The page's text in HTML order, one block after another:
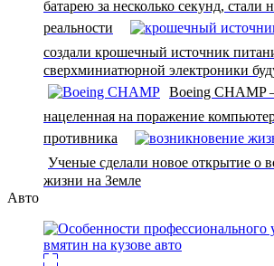
батарею за несколько секунд,
реальности
создали крошечный источник
сверхминиатюрной электроники
Boeing CHAMP
нацеленная на поражение
противника
Ученые сделали новое открытие о
жизни на Земле
Авто